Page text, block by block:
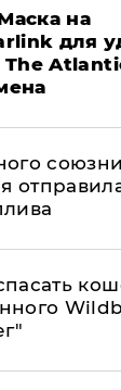
на
для